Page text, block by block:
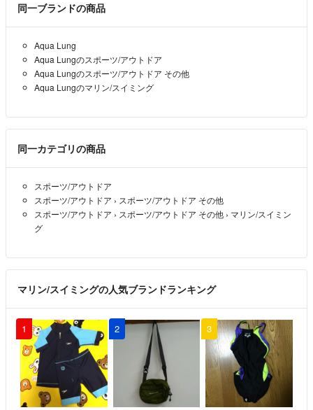
かしこまりました！明日の昼までにはご連絡させていただきますので
よろしくお願いいたします！
出品者 本日より一気に値下げします！あめ
ダイビング器材が一式入る大きさでしたら問題ないので、即購入させ
お手数お掛けします！
あすにあすに計って返信させていただいて間いただいてもよろしいで
しょうか？
出品者
初めまして！購入させて頂きたいのですが、大まかなサイズ等教えて
いただけますでしょうか？
y.- 約8年前
同一ブランドの商品
Aqua Lung
Aqua Lungのスポーツ/アウトドア
Aqua Lungのスポーツ/アウトドア その他
Aqua Lungのマリン/スイミング
同一カテゴリの商品
スポーツ/アウトドア
スポーツ/アウトドア › スポーツ/アウトドア その他
スポーツ/アウトドア › スポーツ/アウトドア その他 › マリン/スイミン
グ
マリン/スイミングの人気ブランドランキング
1 2 3